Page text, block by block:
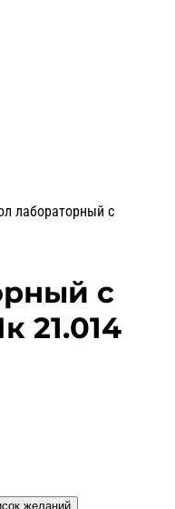
лабораторный с
с
21.014
желаний